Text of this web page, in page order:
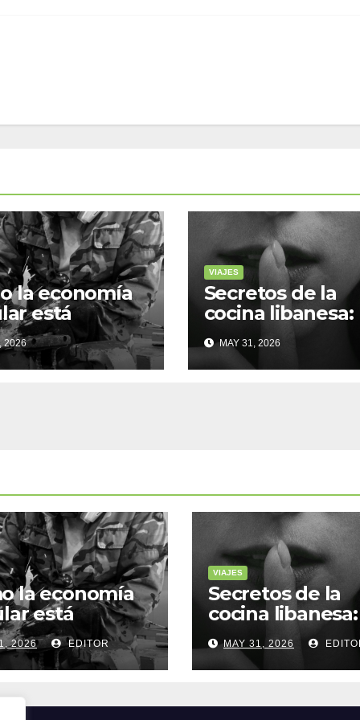
la economía
está
la
sostenible
2026
VIAJES
Secretos de la
cocina libanesa:
sabores que
cuentan
MAY 31, 2026
la economía
está
la
sostenible
2026 EDITOR
VIAJES
Secretos de la
cocina libanesa:
sabores que
cuentan
MAY 31, 2026